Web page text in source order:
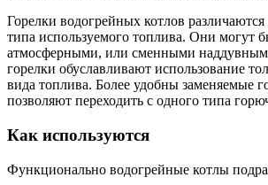
Горелки водогрейных котлов
типа используемого топлива. Они могут
атмосферными, или сменными
горелки обуславливают использование
вида топлива. Более удобны заменяемые
позволяют переходить с одного типа
Как используются
Функционально водогрейные котлы